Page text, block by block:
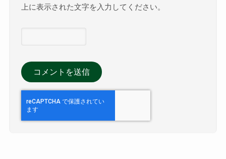
上に表示された文字を入力してください。